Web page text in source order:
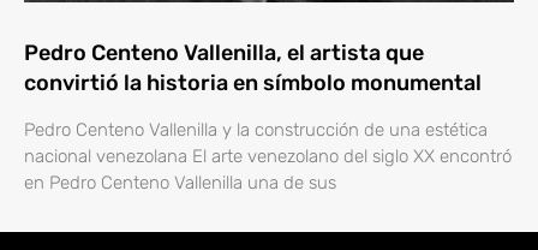
Pedro Centeno Vallenilla, el artista que
convirtió la historia en símbolo monumental
Pedro Centeno Vallenilla y la construcción de una estética
nacional venezolana El arte venezolano del siglo XX encontró
en Pedro Centeno Vallenilla una de sus